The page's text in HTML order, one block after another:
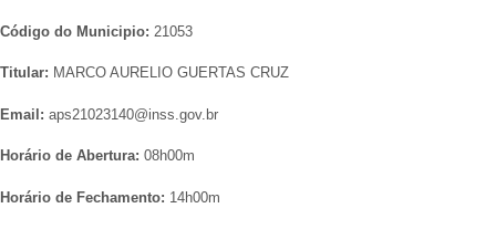
Código do Municipio: 21053
Titular: MARCO AURELIO GUERTAS CRUZ
Email: aps21023140@inss.gov.br
Horário de Abertura: 08h00m
Horário de Fechamento: 14h00m